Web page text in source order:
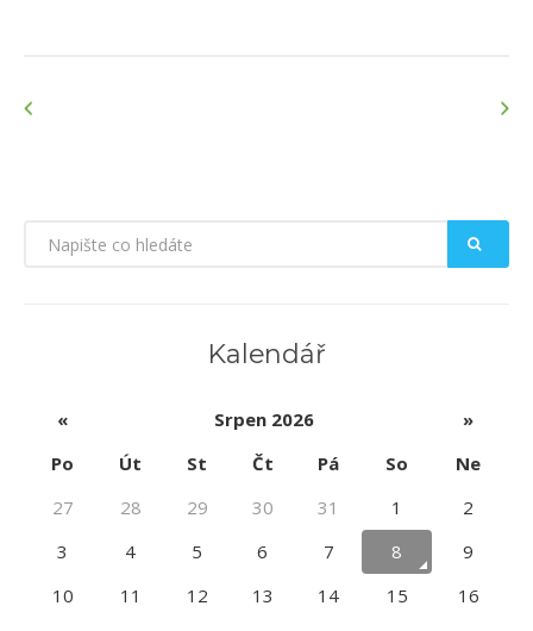
Kalendář
« Srpen 2026
»
Po
Út St Čt Pá So
Ne
27
28 29 30 31 1
2
3
4 5 6 7 8
9
10
11 12 13 14 15
16